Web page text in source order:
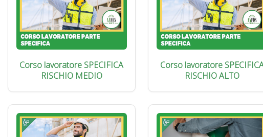
Corso lavoratore SPECIFICA
RISCHIO MEDIO
Corso lavoratore
RISCHIO ALTO